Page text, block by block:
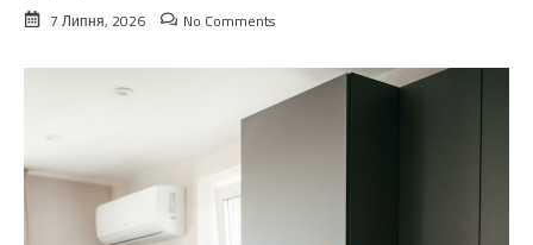
7 Липня, 2026
No Comments